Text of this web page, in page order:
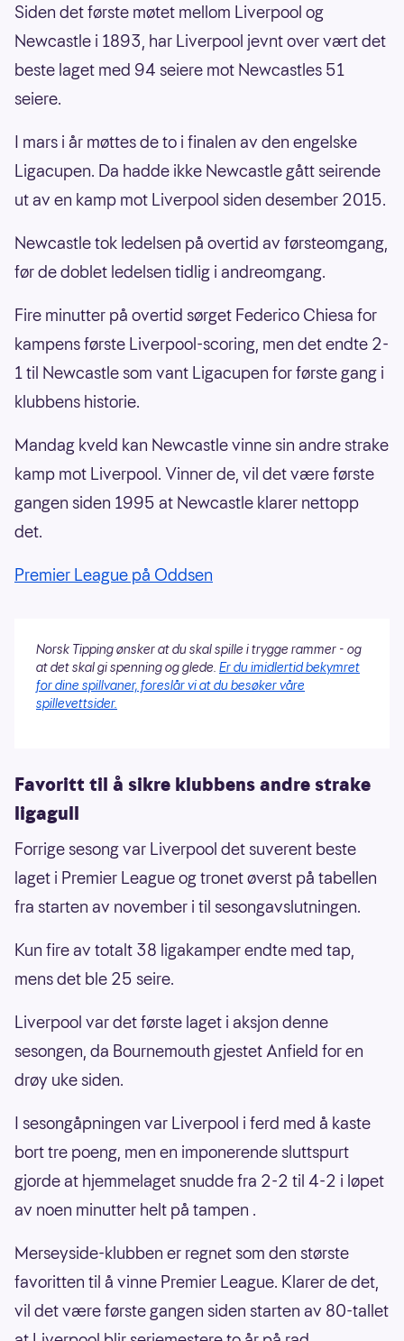
Siden det første møtet mellom Liverpool og
Newcastle i 1893, har Liverpool jevnt over vært det
beste laget med 94 seiere mot Newcastles 51
seiere.
I mars i år møttes de to i finalen av den engelske
Ligacupen. Da hadde ikke Newcastle gått seirende
ut av en kamp mot Liverpool siden desember 2015.
Newcastle tok ledelsen på overtid av førsteomgang,
før de doblet ledelsen tidlig i andreomgang.
Fire minutter på overtid sørget Federico Chiesa for
kampens første Liverpool-scoring, men det endte 2-
1 til Newcastle som vant Ligacupen for første gang i
klubbens historie.
Mandag kveld kan Newcastle vinne sin andre strake
kamp mot Liverpool. Vinner de, vil det være første
gangen siden 1995 at Newcastle klarer nettopp
det.
Premier League på Oddsen
Norsk Tipping ønsker at du skal spille i trygge rammer - og
at det skal gi spenning og glede. Er du imidlertid bekymret
for dine spillvaner, foreslår vi at du besøker våre
spillevettsider.
Favoritt til å sikre klubbens andre strake
ligagull
Forrige sesong var Liverpool det suverent beste
laget i Premier League og tronet øverst på tabellen
fra starten av november i til sesongavslutningen.
Kun fire av totalt 38 ligakamper endte med tap,
mens det ble 25 seire.
Liverpool var det første laget i aksjon denne
sesongen, da Bournemouth gjestet Anfield for en
drøy uke siden.
I sesongåpningen var Liverpool i ferd med å kaste
bort tre poeng, men en imponerende sluttspurt
gjorde at hjemmelaget snudde fra 2-2 til 4-2 i løpet
av noen minutter helt på tampen .
Merseyside-klubben er regnet som den største
favoritten til å vinne Premier League. Klarer de det,
vil det være første gangen siden starten av 80-tallet